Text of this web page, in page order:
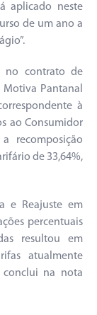
aplicado neste
de um ano a
no contrato de
Motiva Pantanal
à
ao Consumidor
recomposição
de 33,64%,
e Reajuste em
percentuais
resultou em
atualmente
conclui na nota